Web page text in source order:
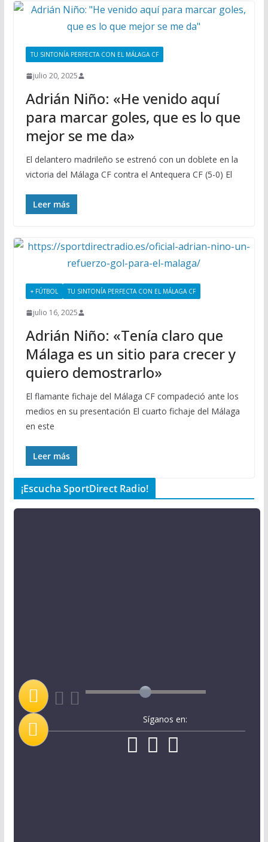
TU SINTONÍA PERFECTA CON EL MÁLAGA CF
julio 20, 2025
Adrián Niño: «He venido aquí
para marcar goles, que es lo que
mejor se me da»
El delantero madrileño se estrenó con un doblete en la
victoria del Málaga CF contra el Antequera CF (5-0) El
Leer más
+ FÚTBOL TU SINTONÍA PERFECTA CON EL MÁLAGA CF
julio 16, 2025
Adrián Niño: «Tenía claro que
Málaga es un sitio para crecer y
quiero demostrarlo»
El flamante fichaje del Málaga CF compadeció ante los
medios en su presentación El cuarto fichaje del Málaga
en este
Leer más
¡Escucha SportDirect Radio!
Síganos en: